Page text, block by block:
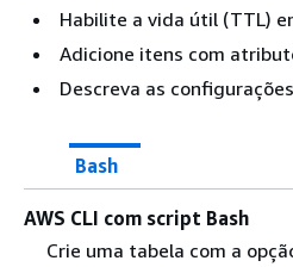
Habilite a vida útil (TTL)
Adicione itens com
Descreva as
Bash
AWS CLI com script Bash
Crie uma tabela com a